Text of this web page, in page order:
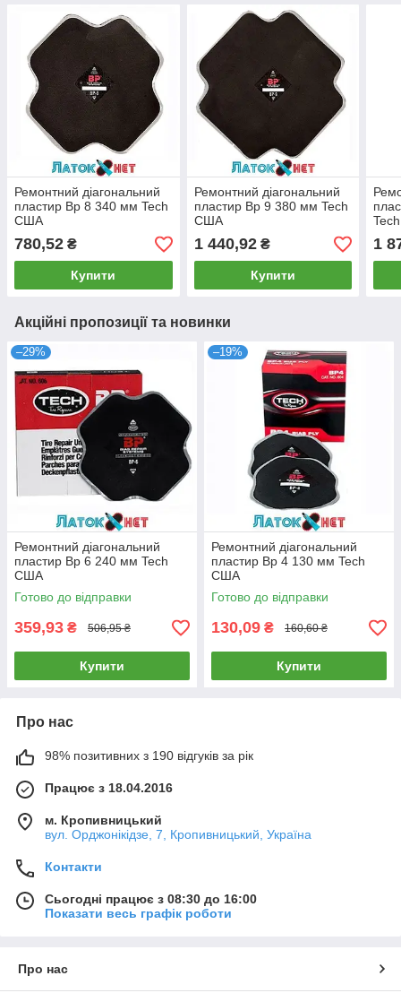
Ремонтний діагональний
пластир Вр 8 340 мм Tech
США
780,52 ₴
Купити
Ремонтний діагональний
пластир Вр 9 380 мм Tech
США
1 440,92₴
Купити
1
Акційні пропозиції та новинки
–29%
Ремонтний діагональний
пластир Вр 6 240 мм Tech
США
Готово до відправки
359,93 ₴ 506,95 ₴
Купити
–19%
Ремонтний діагональний
пластир Вр 4 130 мм Tech
США
Готово до відправки
130,09 ₴ 160,60 ₴
Купити
Про нас
98% позитивних з 190 відгуків за рік
Працює з 18.04.2016
м. Кропивницький
вул. Орджонікідзе, 7, Кропивницький, Україна
Контакти
Сьогодні працює з 08:30 до 16:00
Показати весь графік роботи
Про нас